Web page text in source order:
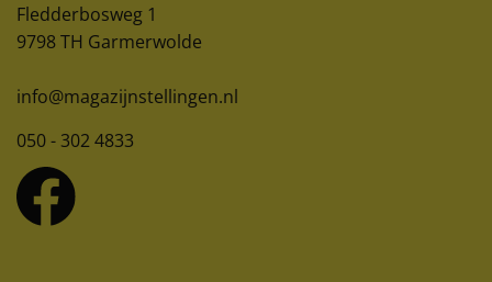
Fledderbosweg 1
9798 TH Garmerwolde
info@magazijnstellingen.nl
050 - 302 4833